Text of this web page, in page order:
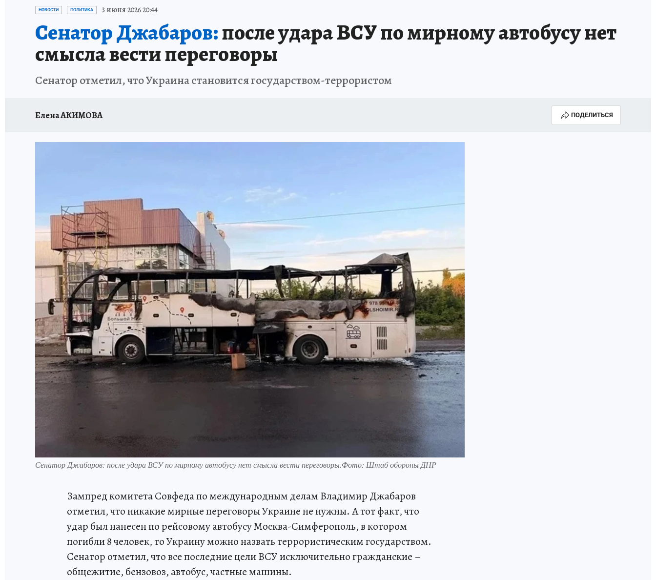
ИСПЫТАНО НА СЕБЕ
НОВОСТИ ПОЛИТИКА 3 июня 2026 20:44
Сенатор Джабаров:после удара ВСУ по мирному автобусу нет
смысла вести переговоры
Сенатор отметил, что Украина становится государством-террористом
Елена АКИМОВА ПОДЕЛИТЬСЯ
Сенатор Джабаров: после удара ВСУ по мирному автобусу нет смысла вести переговоры.Фото: Штаб обороны ДНР
Зампред комитета Совфеда по международным делам Владимир Джабаров
отметил, что никакие мирные переговоры Украине не нужны. А тот факт, что
удар был нанесен по рейсовому автобусу Москва-Симферополь, в котором
погибли 8 человек, то Украину можно назвать террористическим государством.
Сенатор отметил, что все последние цели ВСУ исключительно гражданские –
общежитие, бензовоз, автобус, частные машины.